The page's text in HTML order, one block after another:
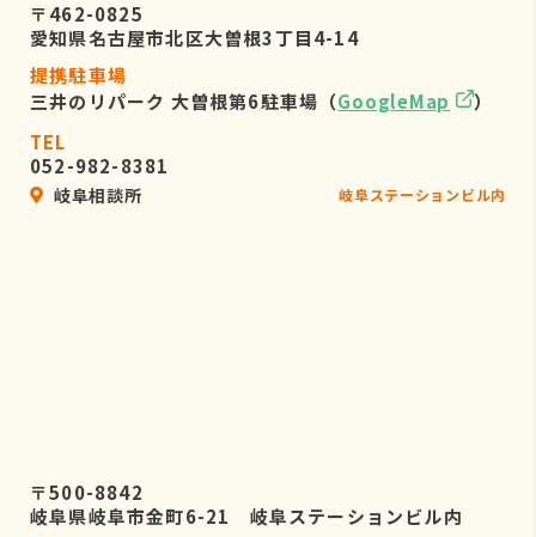
〒462-0825
愛知県名古屋市北区大曽根3丁目4-14
提携駐車場
三井のリパーク 大曽根第6駐車場（GoogleMap
）
TEL
052-982-8381
岐阜相談所 岐阜ステーションビル内
〒500-8842
岐阜県岐阜市金町6-21 岐阜ステーションビル内